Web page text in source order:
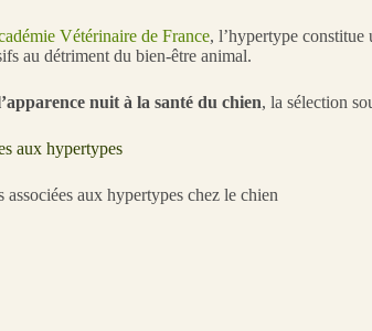
Vétérinaire de France, l’hypertype constitue
au détriment du bien-être animal.
nuit à la santé du chien, la sélection
aux hypertypes